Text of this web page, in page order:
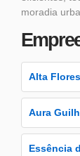
moradia
Alta
Aura
Essência